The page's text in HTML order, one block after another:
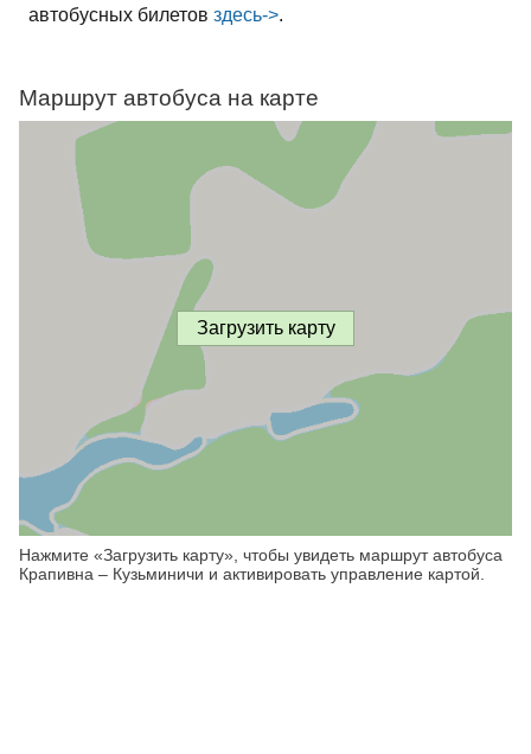
автобусных билетов здесь->.
Маршрут автобуса на карте
Загрузить карту
Нажмите «Загрузить карту», чтобы увидеть маршрут автобуса
Крапивна – Кузьминичи и активировать управление картой.